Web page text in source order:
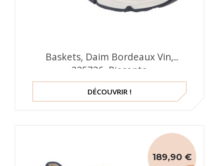
Baskets, Daim Bordeaux Vin,
225726, Piesanto
DÉCOUVRIR !
189,90 €